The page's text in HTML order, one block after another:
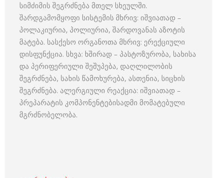
სიმძიმის შეგრძნება მთელ სხეულში.
შარდგამომყოფი სისტემის მხრივ: იშვიათად –
პოლაკიურია, პოლიურია, შარდოვანას აზოტის
მატება. სასქესო ორგანოთა მხრივ: ერექციული
დისფუნქცია. სხვა: ხშირად – პასტოზურობა, სახისა
და პერიფერიული შეშუპება, დაღლილობის
შეგრძნება, სახის წამოხურება, ასთენია, სიცხის
შეგრძნება. ალერგიული რეაქცია: იშვიათად –
პრეპარატის კომპონენტებისადმი მომატებული
მგრძნობელობა.